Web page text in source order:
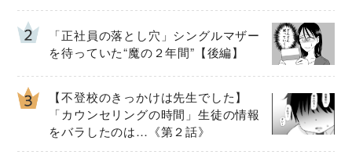
「正社員の落とし穴」シングルマザー
を待っていた“魔の２年間”【後編】
【不登校のきっかけは先生でした】
「カウンセリングの時間」生徒の情報
をバラしたのは…《第２話》